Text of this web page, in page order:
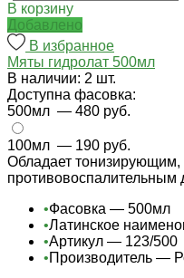
В корзину
Добавлено
В избранное
Мяты гидролат 500мл
В наличии: 2 шт.
Доступна фасовка:
500мл — 480 руб.
100мл — 190 руб.
Обладает тонизирующим,
противовоспалительным
•Фасовка — 500мл
•Латинское
•Артикул — 123/500
•Производитель —